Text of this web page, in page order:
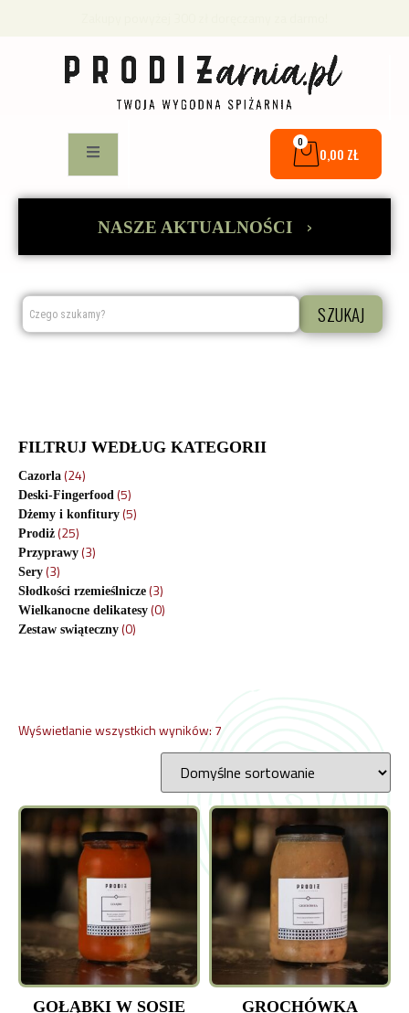
0,00 ZŁ
0
NASZE AKTUALNOŚCI ›
SZUKAJ
FILTRUJ WEDŁUG KATEGORII
Cazorla (24)
Deski-Fingerfood (5)
Dżemy i konfitury (5)
Prodiż (25)
Przyprawy (3)
Sery (3)
Słodkości rzemieślnicze (3)
Wielkanocne delikatesy (0)
Zestaw swiąteczny (0)
Wyświetlanie wszystkich wyników: 7
GOŁĄBKI W SOSIE
GROCHÓWKA